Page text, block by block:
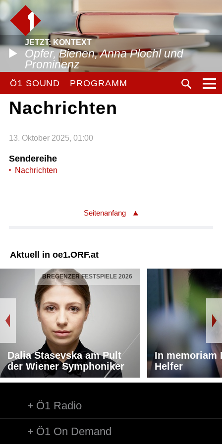
JETZT: KONTEXT
Opfer, Bienen, Anna Plochl und
Prominenz
Ö1 SOUND PROGRAMM
Nachrichten
13. Oktober 2025, 01:00
Sendereihe
Nachrichten
Seitenanfang
Aktuell in oe1.ORF.at
BREGENZER FESTSPIELE 2026
Dalia Stasevska am Pult
der Wiener Symphoniker
In memoriam
Helfer
Ö1 Radio
Ö1 On Demand